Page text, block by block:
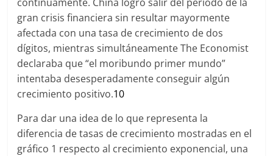
gran crisis financiera sin resultar mayormente
afectada con una tasa de crecimiento de dos
dígitos, mientras simultáneamente The Economist
declaraba que “el moribundo primer mundo”
intentaba desesperadamente conseguir algún
crecimiento positivo.10
Para dar una idea de lo que representa la
diferencia de tasas de crecimiento mostradas en el
gráfico 1 respecto al crecimiento exponencial, una